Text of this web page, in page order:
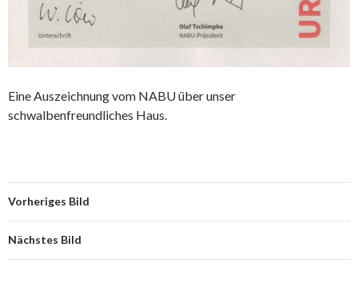
Eine Auszeichnung vom NABU über unser
schwalbenfreundliches Haus.
Vorheriges Bild
Nächstes Bild